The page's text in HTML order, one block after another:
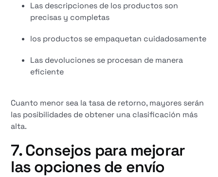
Las descripciones de los productos son
precisas y completas
los productos se empaquetan cuidadosamente
Las devoluciones se procesan de manera
eficiente
Cuanto menor sea la tasa de retorno, mayores serán
las posibilidades de obtener una clasificación más
alta.
7. Consejos para mejorar
las opciones de envío